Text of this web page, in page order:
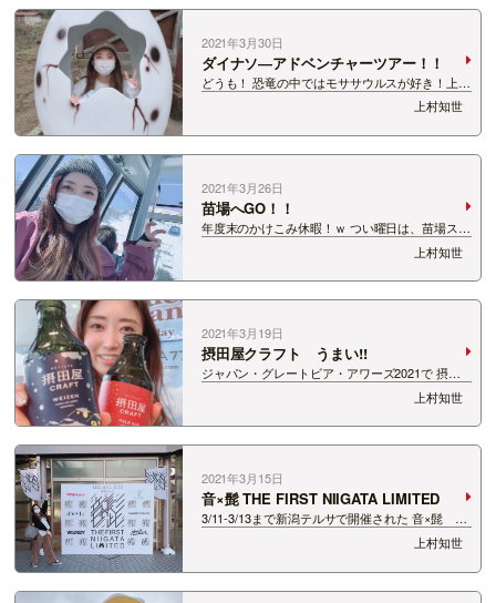
2021年3月30日
ダイナソ―アドベンチャーツアー！！
どうも！ 恐竜の中ではモササウルスが好き！上村
知世です！！ ※モササウルスは恐竜ではありませ
ん＊。＊海棲爬虫類だそうな。 恐竜ってかっこ
いいですよね！！ ヴェロキラプトルに乗って通勤
とかマジ憧れますｗ &n…
上村知世
2021年3月26日
苗場へGO！！
年度末のかけこみ休暇！ｗ つい曜日は、苗場スキ
ー場へ行ってきました♪ 天気は快晴！！ 今シー
ズン一番のお天気！これぞ春スキーの醍醐味！！
小さな彼氏とこの春から高校一年生の甥っ子…
上村知世
2021年3月19日
摂田屋クラフト うまい!!
ジャパン・グレートビア・アワーズ2021で 摂田
屋クラフトの3銘柄が入賞！！ 新潟の酒蔵がつ
くったお酒が受賞ってうれしいですね♪ めでたい
記念！お花見シーズンだし！ということで今日は
番組内でご紹介させていた…
上村知世
2021年3月15日
音×髭 THE FIRST NIIGATA LIMITED
3/11-3/13まで新潟テルサで開催された 音×髭
THE FIRST NIIGATA LIMITED 私は、初日と最終
日の2日間参戦してきました♪ 初日は、マカロ
ニえんぴつ×…
上村知世